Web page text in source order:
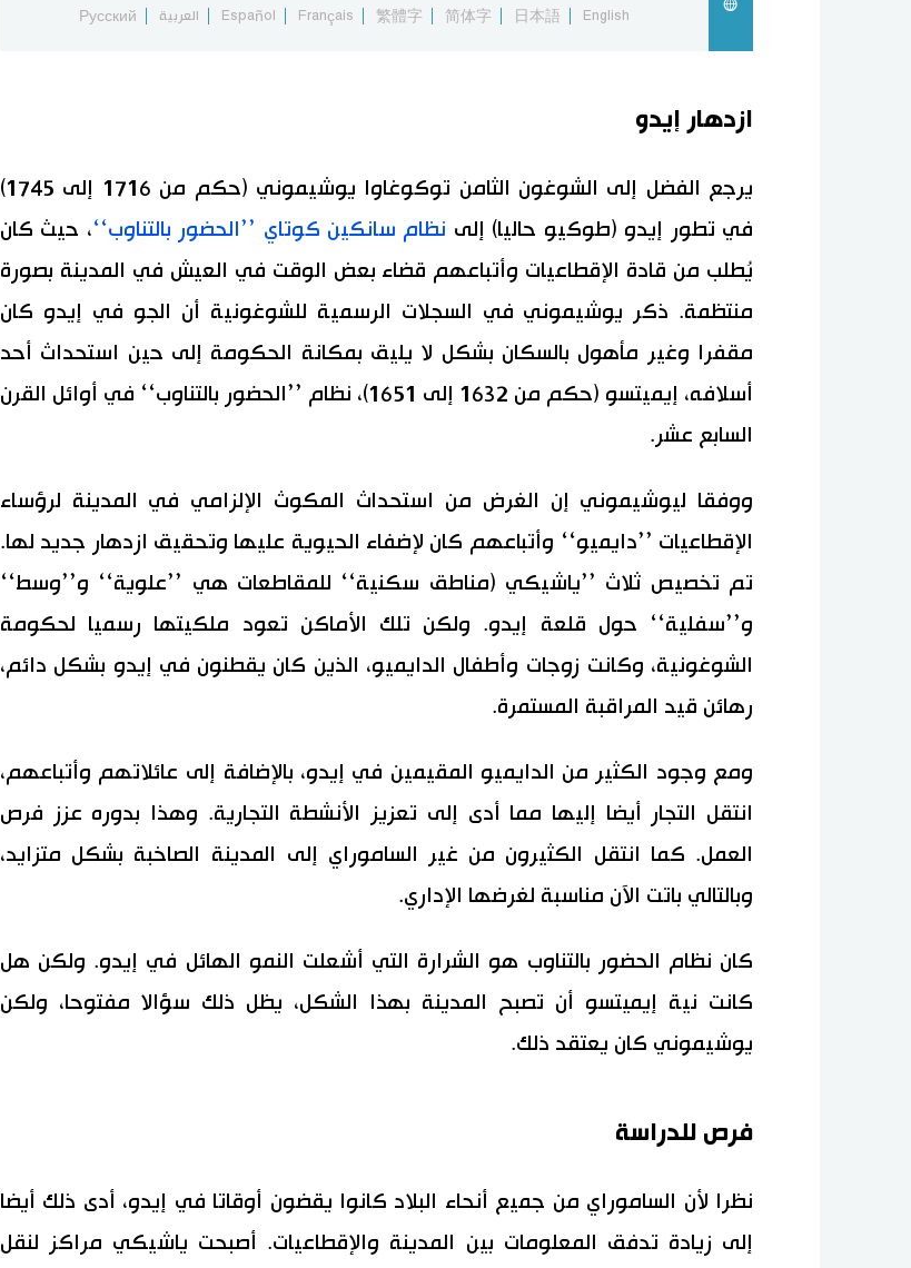
English
日本語
简体字
繁體字
Français
Español العربية Русский
ازدهار إيدو
يرجع الفضل إلى الشوغون الثامن توكوغاوا يوشيموني (حكم من 1716 إلى 1745)
في تطور إيدو (طوكيو حاليا) إلى نظام سانكين كوتاي ’’الحضور بالتناوب‘‘، حيث كان
يُطلب من قادة الإقطاعيات وأتباعهم قضاء بعض الوقت في العيش في المدينة بصورة
منتظمة. ذكر يوشيموني في السجلات الرسمية للشوغونية أن الجو في إيدو كان
مقفرا وغير مأهول بالسكان بشكل لا يليق بمكانة الحكومة إلى حين استحداث أحد
أسلافه، إيميتسو (حكم من 1632 إلى 1651)، نظام ’’الحضور بالتناوب‘‘ في أوائل القرن
السابع عشر.
ووفقا ليوشيموني إن الغرض من استحداث المكوث الإلزامي في المدينة لرؤساء
الإقطاعيات ’’دايميو‘‘ وأتباعهم كان لإضفاء الحيوية عليها وتحقيق ازدهار جديد لها.
تم تخصيص ثلاث ’’ياشيكي (مناطق سكنية‘‘ للمقاطعات هي ’’علوية‘‘ و’’وسط‘‘
و’’سفلية‘‘ حول قلعة إيدو. ولكن تلك الأماكن تعود ملكيتها رسميا لحكومة
الشوغونية، وكانت زوجات وأطفال الدايميو، الذين كان يقطنون في إيدو بشكل دائم،
رهائن قيد المراقبة المستمرة.
ومع وجود الكثير من الدايميو المقيمين في إيدو، بالإضافة إلى عائلاتهم وأتباعهم،
انتقل التجار أيضا إليها مما أدى إلى تعزيز الأنشطة التجارية. وهذا بدوره عزز فرص
العمل. كما انتقل الكثيرون من غير الساموراي إلى المدينة الصاخبة بشكل متزايد،
وبالتالي باتت الآن مناسبة لغرضها الإداري.
كان نظام الحضور بالتناوب هو الشرارة التي أشعلت النمو الهائل في إيدو. ولكن هل
كانت نية إيميتسو أن تصبح المدينة بهذا الشكل، يظل ذلك سؤالا مفتوحا، ولكن
يوشيموني كان يعتقد ذلك.
فرص للدراسة
نظرا لأن الساموراي من جميع أنحاء البلاد كانوا يقضون أوقاتا في إيدو، أدى ذلك أيضا
إلى زيادة تدفق المعلومات بين المدينة والإقطاعيات. أصبحت ياشيكي مراكز لنقل